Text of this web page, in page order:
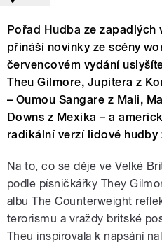
Pořad Hudba ze zapadlých
přináší novinky ze scény
červencovém vydání
Theu Gilmore, Jupitera z
– Oumou Sangare z Mali,
Downs z Mexika – a
radikální verzí lidové hudby
Na to, co se děje ve Velké
podle písničkářky They
albu The Counterweight
terorismu a vraždy britské
Theu inspirovala k napsání